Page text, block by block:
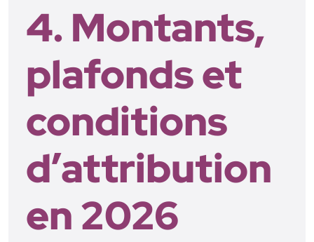
4. Montants,
plafonds et
conditions
d’attribution
en 2026